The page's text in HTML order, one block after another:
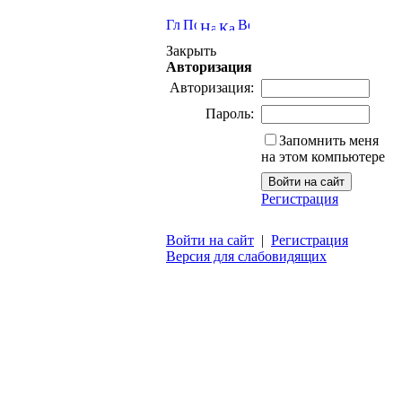
Закрыть
Авторизация
Авторизация:
Пароль:
Запомнить меня
на этом компьютере
Регистрация
Войти на сайт | Регистрация
Версия для слабовидящих